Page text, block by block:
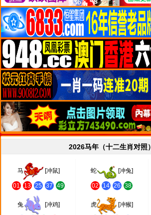
2026马年（十二生肖对照）
马 [冲鼠]
01 13 25 37 49
蛇 [冲兔]
02 14 26 38
兔 [冲鸡] 虎 [冲猴]